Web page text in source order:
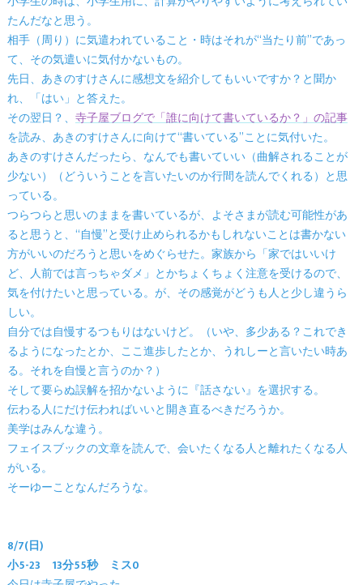
たんだなと思う。
相手（周り）に気遣われていること・時はそれが“当たり前”であっ
て、その気遣いに気付かないもの。
先日、あきのすけさんに感想文を紹介してもいいですか？と聞か
れ、「はい」と答えた。
その翌日？、 寺子屋ブログで「誰に向けて書いているか？」の記事
を読み、あきのすけさんに向けて“書いている”ことに気付いた。
あきのすけさんだったら、なんでも書いていい（曲解されることが
少ない）（どういうことを言いたいのか行間を読んでくれる）と思
っている。
つらつらと思いのままを書いているが、よそさまが読む可能性があ
ると思うと、“自慢”と受け止められるかもしれないことは書かない
方がいいのだろうと思いをめぐらせた。家族から「家ではいいけ
ど、人前では言っちゃダメ」とかちょくちょく注意を受けるので、
気を付けたいと思っている。が、その感覚がどうも人と少し違うら
しい。
自分では自慢するつもりはないけど。（いや、多少ある？これでき
るようになったとか、ここ進歩したとか、うれしーと言いたい時あ
る。それを自慢と言うのか？）
そして要らぬ誤解を招かないように『話さない』を選択する。
伝わる人にだけ伝わればいいと開き直るべきだろうか。
美学はみんな違う。
フェイスブックの文章を読んで、会いたくなる人と離れたくなる人
がいる。
そーゆーことなんだろうな。
8/7(日)
小5-23 13分55秒 ミス0